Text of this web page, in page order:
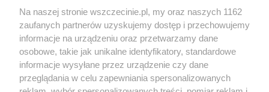
Wernisaże
Więcej
Specjalny koncert z okazji
20. urodzin portalu
wSzczecinie.pl
Regulamin konkursów
śniadaniówka "Hej
Szczecin! Jest piątek!"
Na naszej stronie wszczecinie.pl, my oraz naszych 1162
zaufanych partnerów uzyskujemy dostęp i przechowujemy
informacje na urządzeniu oraz przetwarzamy dane
osobowe, takie jak unikalne identyfikatory, standardowe
informacje wysyłane przez urządzenie czy dane
przeglądania w celu zapewniania spersonalizowanych